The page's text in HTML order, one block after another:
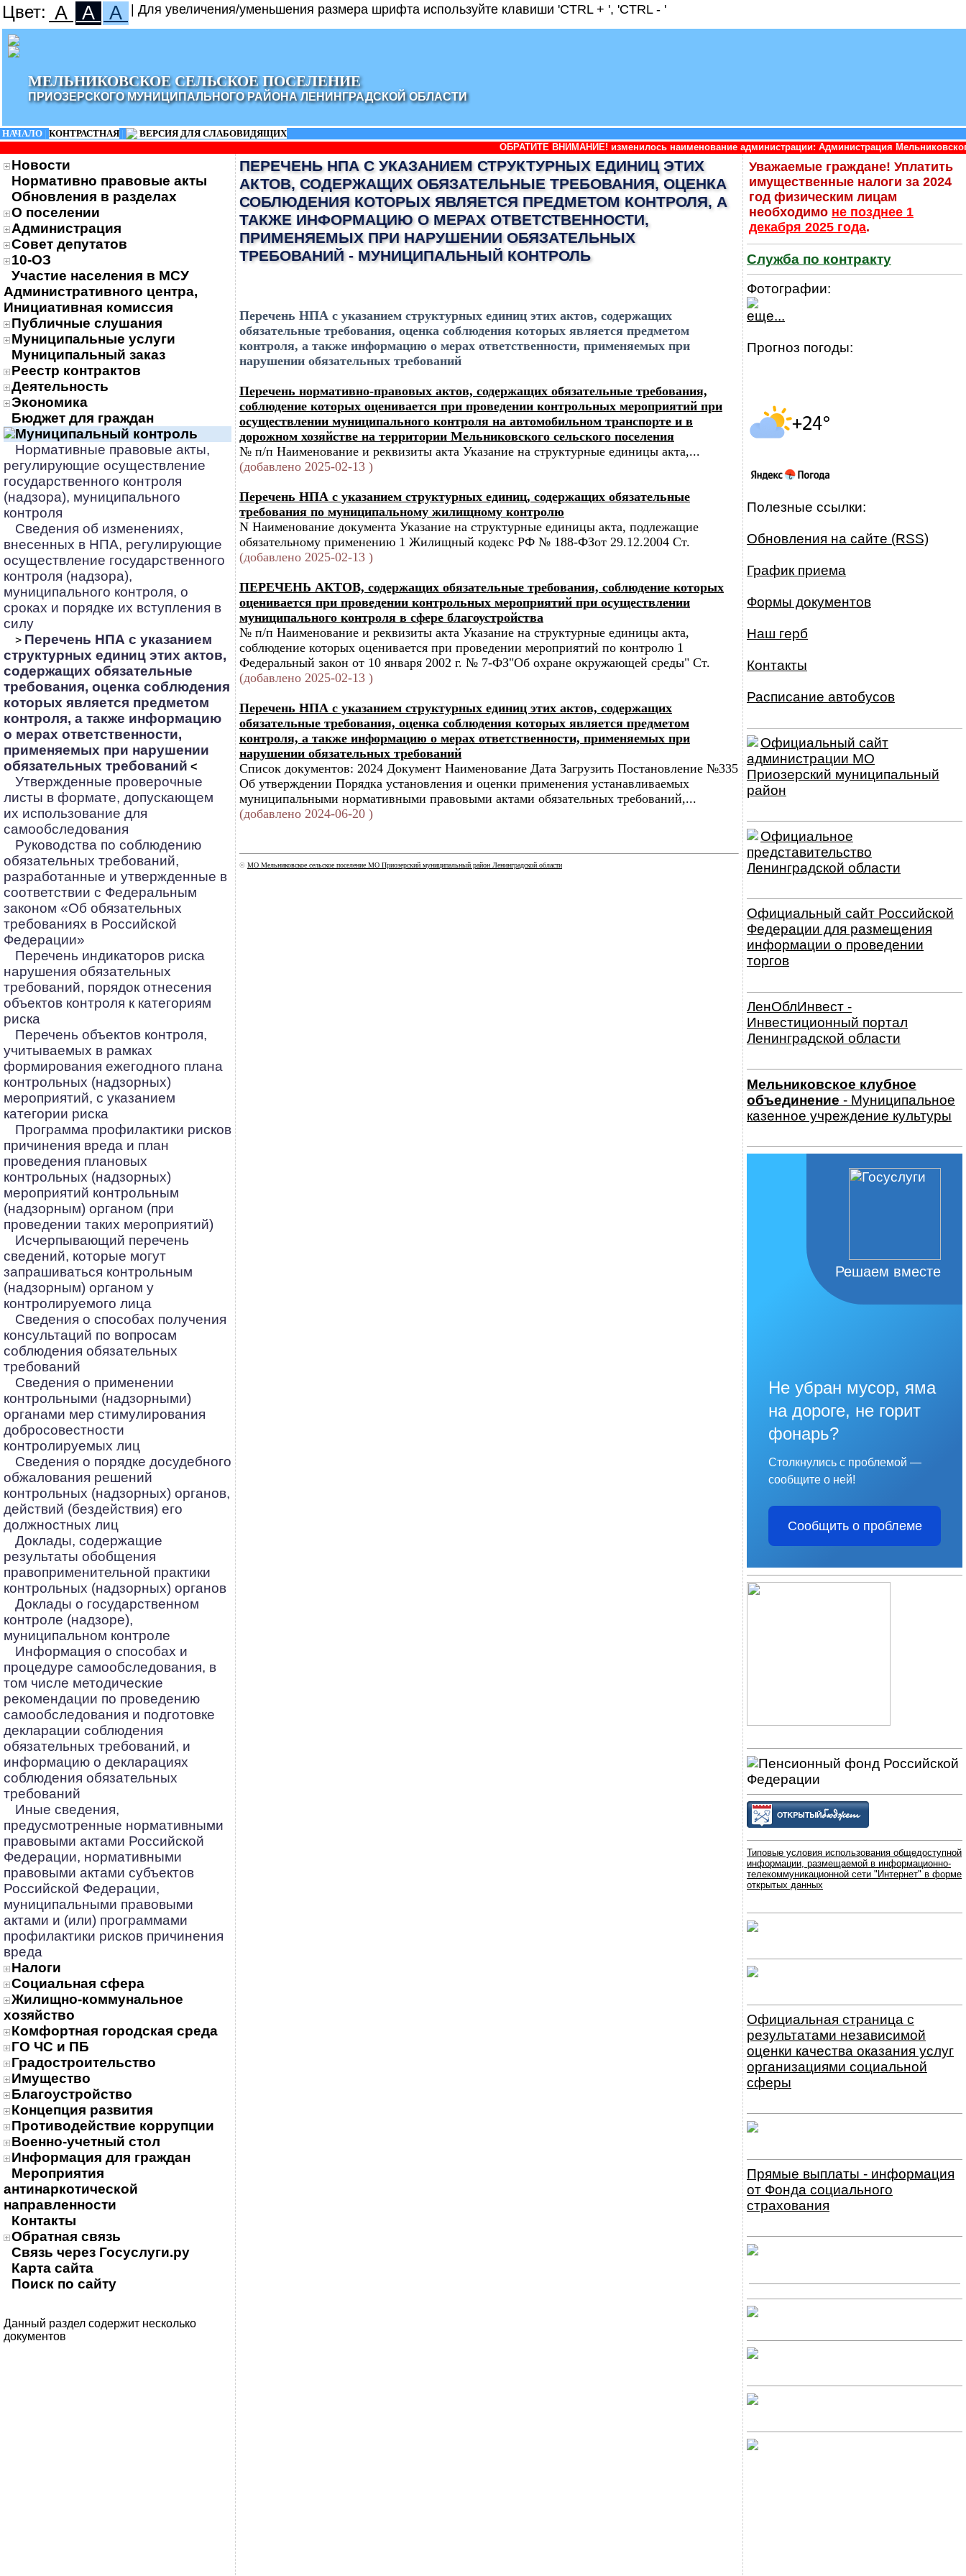
Цвет: A A A | Для увеличения/уменьшения размера шрифта используйте клавиши 'CTRL + ', 'CTRL - '
МЕЛЬНИКОВСКОЕ СЕЛЬСКОЕ ПОСЕЛЕНИЕ
ПРИОЗЕРСКОГО МУНИЦИПАЛЬНОГО РАЙОНА ЛЕНИНГРАДСКОЙ ОБЛАСТИ
НАЧАЛО | КОНТРАСТНАЯ |
ВЕРСИЯ ДЛЯ СЛАБОВИДЯЩИХ
ОБРАТИТЕ ВНИМАНИЕ! изменилось наименование администрации: Администрация Мельниковского сельского
Новости
Нормативно правовые акты
Обновления в разделах
О поселении
Администрация
Совет депутатов
10-ОЗ
Участие населения в МСУ
Административного центра,
Инициативная комиссия
Публичные слушания
Муниципальные услуги
Муниципальный заказ
Реестр контрактов
Деятельность
Экономика
Бюджет для граждан
Муниципальный контроль
Нормативные правовые акты,
регулирующие осуществление
государственного контроля
(надзора), муниципального
контроля
Сведения об изменениях,
внесенных в НПА, регулирующие
осуществление государственного
контроля (надзора),
муниципального контроля, о
сроках и порядке их вступления в
силу
> Перечень НПА с указанием
структурных единиц этих актов,
содержащих обязательные
требования, оценка соблюдения
которых является предметом
контроля, а также информацию
о мерах ответственности,
применяемых при нарушении
обязательных требований <
Утвержденные проверочные
листы в формате, допускающем
их использование для
самообследования
Руководства по соблюдению
обязательных требований,
разработанные и утвержденные в
соответствии с Федеральным
законом «Об обязательных
требованиях в Российской
Федерации»
Перечень индикаторов риска
нарушения обязательных
требований, порядок отнесения
объектов контроля к категориям
риска
Перечень объектов контроля,
учитываемых в рамках
формирования ежегодного плана
контрольных (надзорных)
мероприятий, с указанием
категории риска
Программа профилактики рисков
причинения вреда и план
проведения плановых
контрольных (надзорных)
мероприятий контрольным
(надзорным) органом (при
проведении таких мероприятий)
Исчерпывающий перечень
сведений, которые могут
запрашиваться контрольным
(надзорным) органом у
контролируемого лица
Сведения о способах получения
консультаций по вопросам
соблюдения обязательных
требований
Сведения о применении
контрольными (надзорными)
органами мер стимулирования
добросовестности
контролируемых лиц
Сведения о порядке досудебного
обжалования решений
контрольных (надзорных) органов,
действий (бездействия) его
должностных лиц
Доклады, содержащие
результаты обобщения
правоприменительной практики
контрольных (надзорных) органов
Доклады о государственном
контроле (надзоре),
муниципальном контроле
Информация о способах и
процедуре самообследования, в
том числе методические
рекомендации по проведению
самообследования и подготовке
декларации соблюдения
обязательных требований, и
информацию о декларациях
соблюдения обязательных
требований
Иные сведения,
предусмотренные нормативными
правовыми актами Российской
Федерации, нормативными
правовыми актами субъектов
Российской Федерации,
муниципальными правовыми
актами и (или) программами
профилактики рисков причинения
вреда
Налоги
Социальная сфера
Жилищно-коммунальное
хозяйство
Комфортная городская среда
ГО ЧС и ПБ
Градостроительство
Имущество
Благоустройство
Концепция развития
Противодействие коррупции
Военно-учетный стол
Информация для граждан
Мероприятия
антинаркотической
направленности
Контакты
Обратная связь
Связь через Госуслуги.ру
Карта сайта
Поиск по сайту
Данный раздел содержит несколько
документов
ПЕРЕЧЕНЬ НПА С УКАЗАНИЕМ СТРУКТУРНЫХ ЕДИНИЦ ЭТИХ
АКТОВ, СОДЕРЖАЩИХ ОБЯЗАТЕЛЬНЫЕ ТРЕБОВАНИЯ, ОЦЕНКА
СОБЛЮДЕНИЯ КОТОРЫХ ЯВЛЯЕТСЯ ПРЕДМЕТОМ КОНТРОЛЯ, А
ТАКЖЕ ИНФОРМАЦИЮ О МЕРАХ ОТВЕТСТВЕННОСТИ,
ПРИМЕНЯЕМЫХ ПРИ НАРУШЕНИИ ОБЯЗАТЕЛЬНЫХ
ТРЕБОВАНИЙ - МУНИЦИПАЛЬНЫЙ КОНТРОЛЬ
Перечень НПА с указанием структурных единиц этих актов, содержащих
обязательные требования, оценка соблюдения которых является предметом
контроля, а также информацию о мерах ответственности, применяемых при
нарушении обязательных требований
Перечень нормативно-правовых актов, содержащих обязательные требования,
соблюдение которых оценивается при проведении контрольных мероприятий при
осуществлении муниципального контроля на автомобильном транспорте и в
дорожном хозяйстве на территории Мельниковского сельского поселения
№ п/п Наименование и реквизиты акта Указание на структурные единицы акта,...
(добавлено 2025-02-13 )
Перечень НПА с указанием структурных единиц, содержащих обязательные
требования по муниципальному жилищному контролю
N Наименование документа Указание на структурные единицы акта, подлежащие
обязательному применению 1 Жилищный кодекс РФ № 188-ФЗот 29.12.2004 Ст.
(добавлено 2025-02-13 )
ПЕРЕЧЕНЬ АКТОВ, содержащих обязательные требования, соблюдение которых
оценивается при проведении контрольных мероприятий при осуществлении
муниципального контроля в сфере благоустройства
№ п/п Наименование и реквизиты акта Указание на структурные единицы акта,
соблюдение которых оценивается при проведении мероприятий по контролю 1
Федеральный закон от 10 января 2002 г. № 7-ФЗ"Об охране окружающей среды" Ст.
(добавлено 2025-02-13 )
Перечень НПА с указанием структурных единиц этих актов, содержащих
обязательные требования, оценка соблюдения которых является предметом
контроля, а также информацию о мерах ответственности, применяемых при
нарушении обязательных требований
Список документов: 2024 Документ Наименование Дата Загрузить Постановление №335
Об утверждении Порядка установления и оценки применения устанавливаемых
муниципальными нормативными правовыми актами обязательных требований,...
(добавлено 2024-06-20 )
© МО Мельниковское сельское поселение МО Приозерский муниципальный район Ленинградской области
Уважаемые граждане! Уплатить
имущественные налоги за 2024
год физическим лицам
необходимо не позднее 1
декабря 2025 года.
Служба по контракту
Фотографии:
еще...
Прогноз погоды:
Полезные ссылки:
Обновления на сайте (RSS)
График приема
Формы документов
Наш герб
Контакты
Расписание автобусов
Официальный сайт
администрации МО
Приозерский муниципальный
район
Официальное
представительство
Ленинградской области
Официальный сайт Российской
Федерации для размещения
информации о проведении
торгов
ЛенОблИнвест -
Инвестиционный портал
Ленинградской области
Мельниковское клубное
объединение - Муниципальное
казенное учреждение культуры
Решаем вместе
Не убран мусор, яма
на дороге, не горит
фонарь?
Столкнулись с проблемой —
сообщите о ней!
Сообщить о проблеме
Типовые условия использования общедоступной
информации, размещаемой в информационно-
телекоммуникационной сети "Интернет" в форме
открытых данных
Официальная страница с
результатами независимой
оценки качества оказания услуг
организациями социальной
сферы
Прямые выплаты - информация
от Фонда социального
страхования